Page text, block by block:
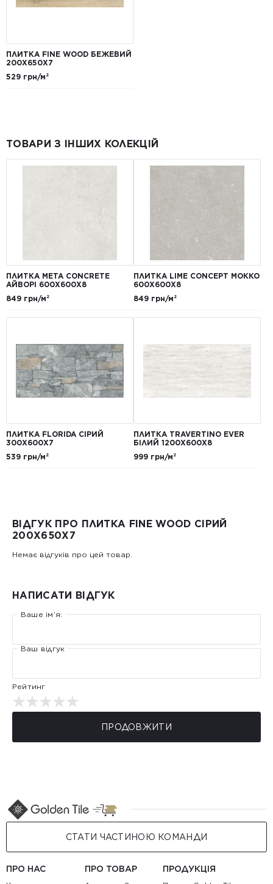
ПЛИТКА FINE WOOD БЕЖЕВИЙ
200X650X7
529 грн/м²
ТОВАРИ З ІНШИХ КОЛЕКЦІЙ
ПЛИТКА META CONCRETE
АЙВОРІ 600Х600Х8
849 грн/м²
ПЛИТКА LIME CONCEPT МОККО
600Х600Х8
849 грн/м²
ПЛИТКА FLORIDA СІРИЙ
300Х600Х7
539 грн/м²
ПЛИТКА TRAVERTINO EVER
БІЛИЙ 1200Х600Х8
999 грн/м²
ВІДГУК ПРО ПЛИТКА FINE WOOD СІРИЙ
200X650X7
Немає відгуків про цей товар.
НАПИСАТИ ВІДГУК
Ваше ім’я:
Ваш відгук
Рейтинг
ПРОДОВЖИТИ
СТАТИ ЧАСТИНОЮ КОМАНДИ
ПРО НАС ПРО ТОВАР ПРОДУКЦІЯ